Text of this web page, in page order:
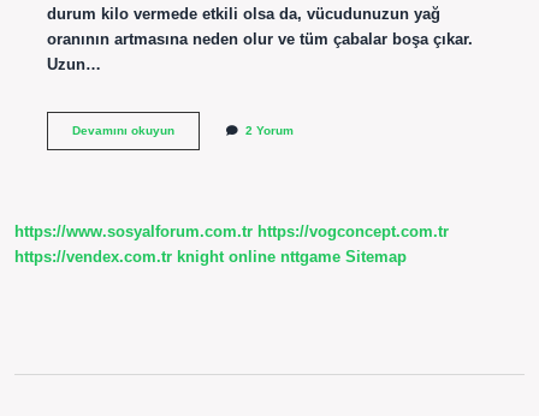
durum kilo vermede etkili olsa da, vücudunuzun yağ
oranının artmasına neden olur ve tüm çabalar boşa çıkar.
Uzun…
Devamını okuyunDiyet
Olur
2 Yorum
https://www.sosyalforum.com.tr https://vogconcept.com.tr
https://vendex.com.tr knight online nttgame Sitemap